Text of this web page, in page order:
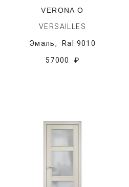
VERONA O
VERSAILLES
Эмаль, Ral 9010
57000 ₽